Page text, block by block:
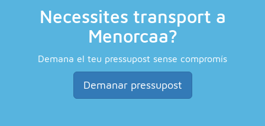
Necessites transport a
Menorcaa?
Demana el teu pressupost sense compromís
Demanar pressupost